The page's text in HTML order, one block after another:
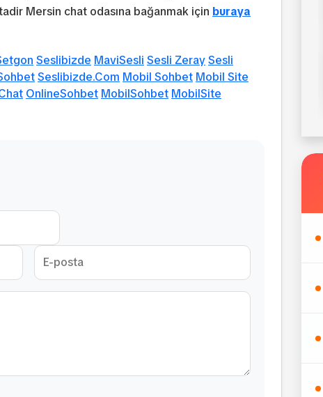
Mersin chat odasına bağanmak için buraya
Seslibizde MaviSesli Sesli ZeraySesli
Seslibizde.Com Mobil Sohbet Mobil Site
OnlineSohbet MobilSohbet MobilSite